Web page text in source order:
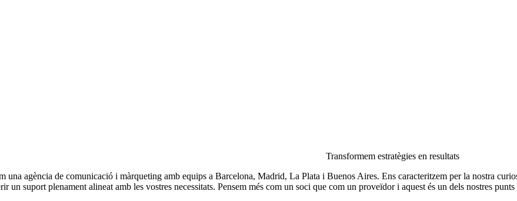
Transformem estratègies en resultats
una agència de comunicació i màrqueting amb equips a Barcelona, ​​Madrid, La Plata i Buenos Aires. Ens caracteritzem per la nostra
un suport plenament alineat amb les vostres necessitats. Pensem més com un soci que com un proveïdor i aquest és un dels nostres punts